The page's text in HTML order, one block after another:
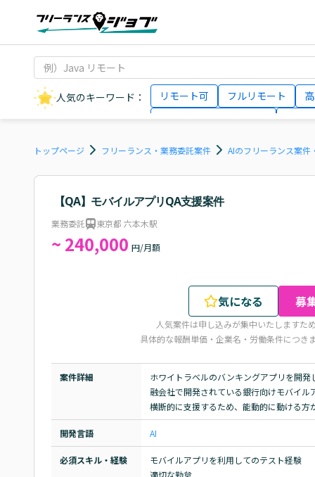
人気のキーワード： リモート可 フルリモート
AIエンジニア
トップページ フリーランス・業務委託案件 AIのフリーランス案件
【QA】モバイルアプリQA支援案件
業務委託 東京都 六本木駅
~ 240,000 円/月額
気になる 募
人気案件は申し込みが集中いたしますた
具体的な報酬単価・企業名・労働条件につき
案件詳細
ホワイトラベルのバンキングアプリを開
融会社で開発されている銀行向けモバイ
横断的に支援するため、能動的に動ける方
開発言語 AI
必須スキル・経験
モバイルアプリを利用してのテスト経験
適切な勤怠